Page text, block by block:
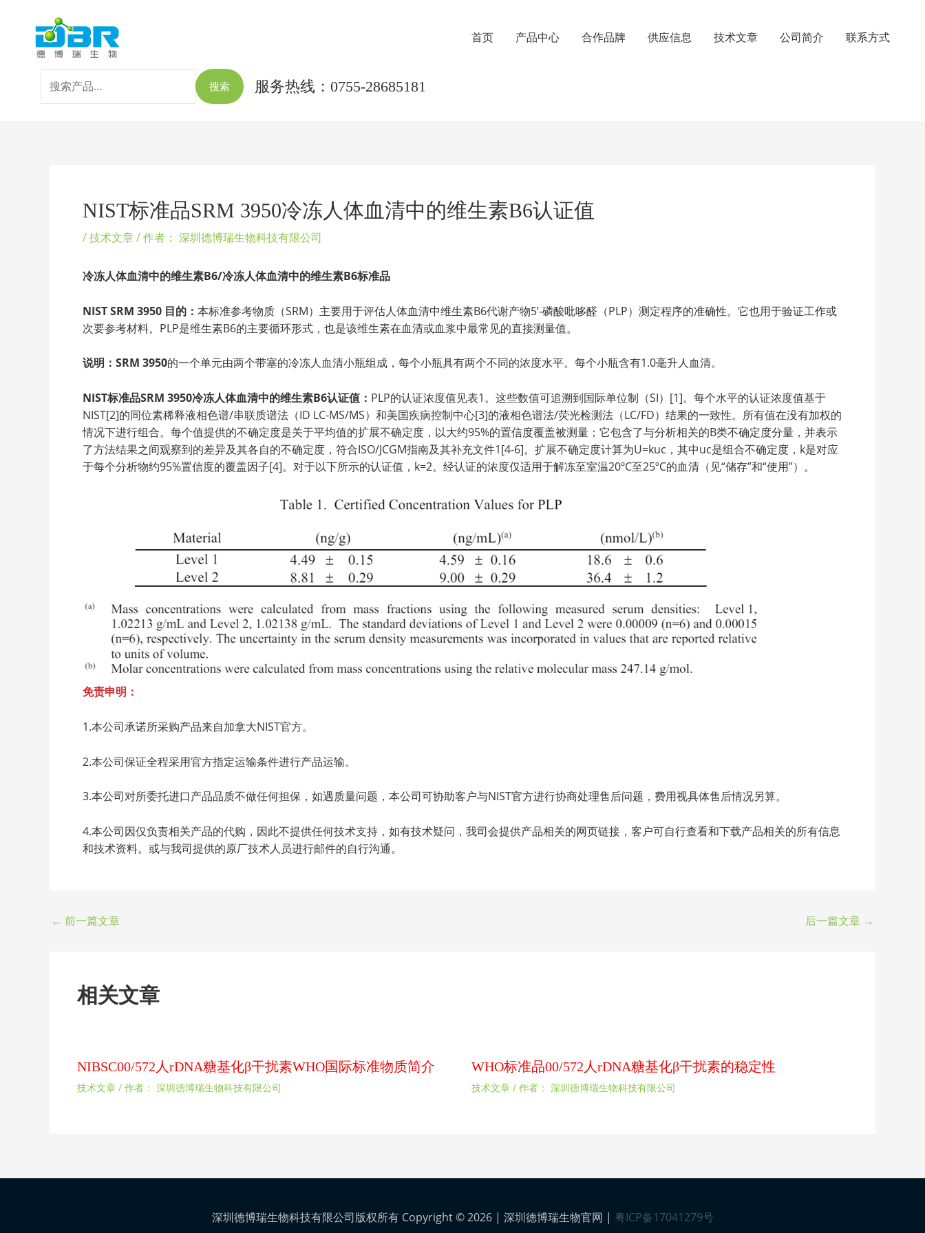
首页 产品中心 合作品牌 供应信息 技术文章 公司简介 联系方式
索：
搜索 服务热线：0755-28685181
NIST标准品SRM 3950冷冻人体血清中的维生素B6认证值
/技术文章/ 作者： 深圳德博瑞生物科技有限公司
冷冻人体血清中的维生素B6/冷冻人体血清中的维生素B6标准品
NIST SRM 3950 目的： 本标准参考物质（SRM）主要用于评估人体血清中维生素B6代谢产物5’-磷酸吡哆醛（PLP）测定程序的准确性。它也用于验证工作或
次要参考材料。PLP是维生素B6的主要循环形式，也是该维生素在血清或血浆中最常见的直接测量值。
说明：SRM 3950的一个单元由两个带塞的冷冻人血清小瓶组成，每个小瓶具有两个不同的浓度水平。每个小瓶含有1.0毫升人血清。
NIST标准品SRM 3950冷冻人体血清中的维生素B6认证值： PLP的认证浓度值见表1。这些数值可追溯到国际单位制（SI）[1]。每个水平的认证浓度值基于
NIST[2]的同位素稀释液相色谱/串联质谱法（ID LC-MS/MS）和美国疾病控制中心[3]的液相色谱法/荧光检测法（LC/FD）结果的一致性。所有值在没有加权的
情况下进行组合。每个值提供的不确定度是关于平均值的扩展不确定度，以大约95%的置信度覆盖被测量；它包含了与分析相关的B类不确定度分量，并表示
了方法结果之间观察到的差异及其各自的不确定度，符合ISO/JCGM指南及其补充文件1[4-6]。扩展不确定度计算为U=kuc，其中uc是组合不确定度，k是对应
于每个分析物约95%置信度的覆盖因子[4]。对于以下所示的认证值，k=2。经认证的浓度仅适用于解冻至室温20ºC至25ºC的血清（见“储存”和“使用”）。
免责申明：
1.本公司承诺所采购产品来自加拿大NIST官方。
2.本公司保证全程采用官方指定运输条件进行产品运输。
3.本公司对所委托进口产品品质不做任何担保，如遇质量问题，本公司可协助客户与NIST官方进行协商处理售后问题，费用视具体售后情况另算。
4.本公司因仅负责相关产品的代购，因此不提供任何技术支持，如有技术疑问，我司会提供产品相关的网页链接，客户可自行查看和下载产品相关的所有信息
和技术资料。或与我司提供的原厂技术人员进行邮件的自行沟通。
← 前一篇文章 后一篇文章 →
相关文章
NIBSC00/572人rDNA糖基化β干扰素WHO国际标准物质简介
技术文章 / 作者： 深圳德博瑞生物科技有限公司
WHO标准品00/572人rDNA糖基化β干扰素的稳定性
技术文章/ 作者： 深圳德博瑞生物科技有限公司
深圳德博瑞生物科技有限公司版权所有 Copyright © 2026 | 深圳德博瑞生物官网 | 粤ICP备17041279号